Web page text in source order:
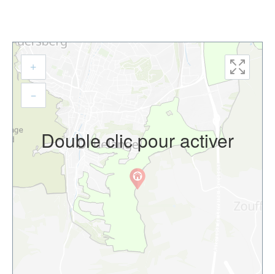
Double clic pour activer
+
–